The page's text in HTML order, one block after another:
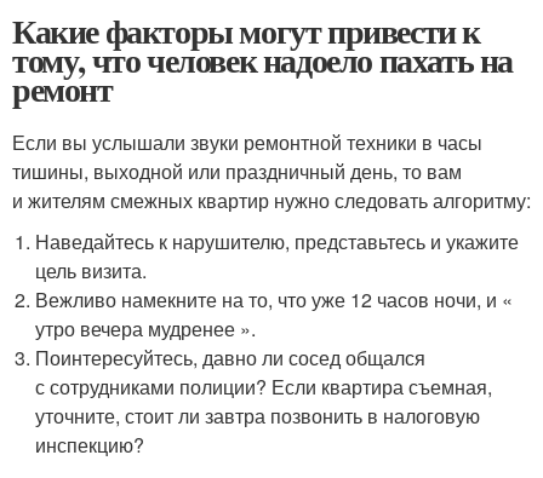
Какие факторы могут привести к
тому, что человек надоело пахать на
ремонт
Если вы услышали звуки ремонтной техники в часы
тишины, выходной или праздничный день, то вам
и жителям смежных квартир нужно следовать алгоритму:
Наведайтесь к нарушителю, представьтесь и укажите
цель визита.
Вежливо намекните на то, что уже 12 часов ночи, и «
утро вечера мудренее ».
Поинтересуйтесь, давно ли сосед общался
с сотрудниками полиции? Если квартира съемная,
уточните, стоит ли завтра позвонить в налоговую
инспекцию?